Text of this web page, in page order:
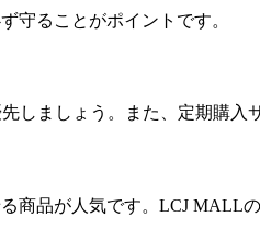
守ることがポイントです。
しましょう。また、定期購入
商品が人気です。LCJ MALL